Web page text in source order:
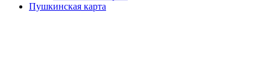
Пушкинская карта